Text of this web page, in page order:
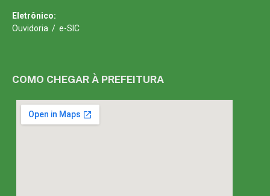
Eletrônico:
Ouvidoria / e-SIC
COMO CHEGAR À PREFEITURA